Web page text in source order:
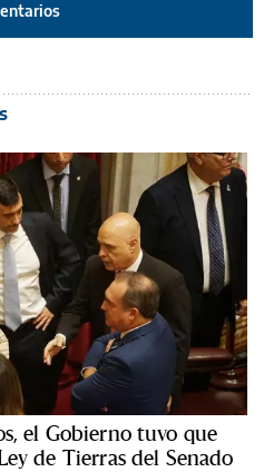
el Gobierno tuvo que
de Tierras del Senado